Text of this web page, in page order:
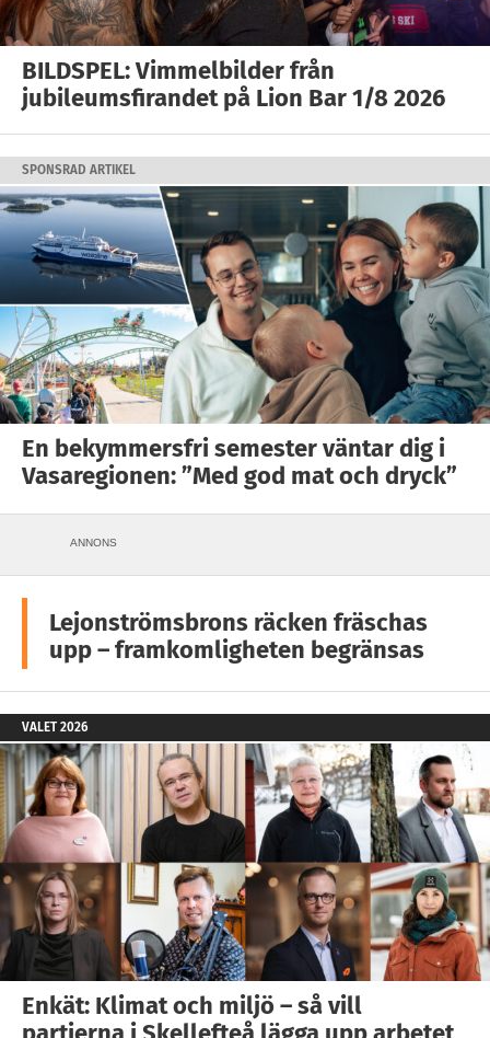
BILDSPEL: Vimmelbilder från
jubileumsfirandet på Lion Bar 1/8 2026
SPONSRAD ARTIKEL
En bekymmersfri semester väntar dig i
Vasaregionen: ”Med god mat och dryck”
ANNONS
Lejonströmsbrons räcken fräschas
upp – framkomligheten begränsas
VALET 2026
Enkät: Klimat och miljö – så vill